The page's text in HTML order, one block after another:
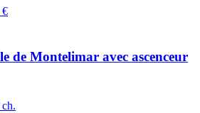
€
de Montelimar avec ascenceur
ch.